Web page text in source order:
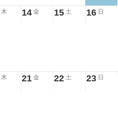
木 14 金 15 土 16 日
木 21 金 22 土 23 日